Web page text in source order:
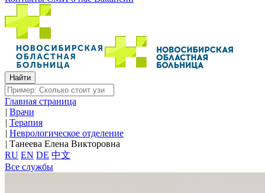
Главная страница
| Врачи
| Терапия
| Неврологическое отделение
| Танеева Елена Викторовна
RU EN DE 中文
Все службы